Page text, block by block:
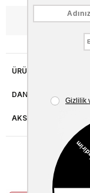
ÜRÜN ÖZELLIKLERI
DANIŞMA HATTI
AKSESUAR ONARIMI